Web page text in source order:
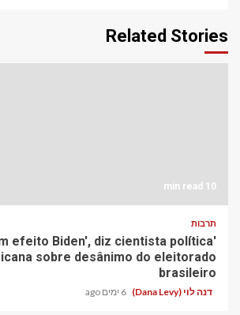
Related Stories
10 min read
תרבות
efeito Biden', diz cientista política
sobre desânimo do eleitorado
brasileiro
דנה לוי (Dana Levy) 6 ימים ago